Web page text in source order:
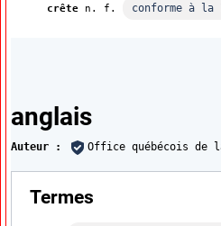
crête n. f. conforme à la
Afficher
Traductions
anglais
Auteur : Office québécois de
Termes